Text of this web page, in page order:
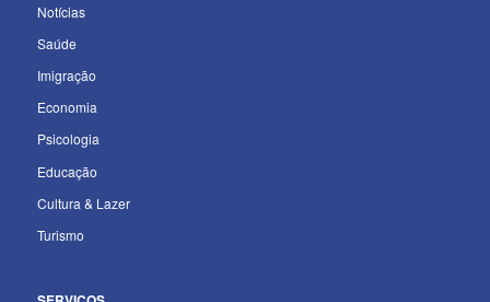
Notícias
Saúde
Imigração
Economia
Psicologia
Educação
Cultura & Lazer
Turismo